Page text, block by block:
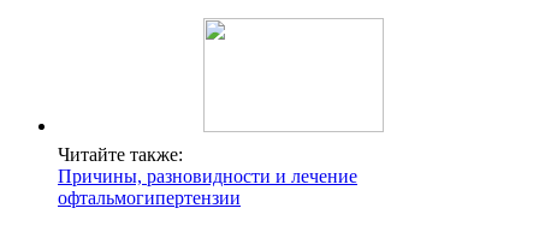
Читайте также:
Причины, разновидности и лечение
офтальмогипертензии